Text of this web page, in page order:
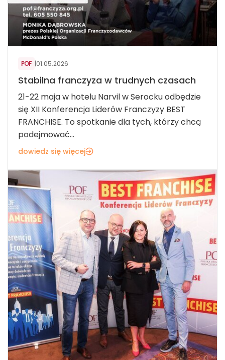
POF |01.05.2026
Stabilna franczyza w trudnych czasach
21-22 maja w hotelu Narvil w Serocku odbędzie
się XII Konferencja Liderów Franczyzy BEST
FRANCHISE. To spotkanie dla tych, którzy chcą
podejmować...
dowiedz się więcej